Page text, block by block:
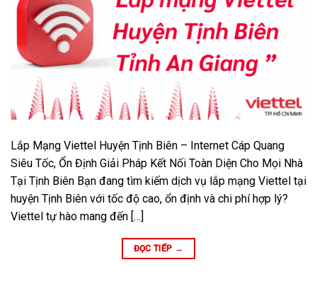
Lắp Mạng Viettel Huyện Tịnh Biên – Internet Cáp Quang
Siêu Tốc, Ổn Định Giải Pháp Kết Nối Toàn Diện Cho Mọi Nhà
Tại Tịnh Biên Bạn đang tìm kiếm dịch vụ lắp mạng Viettel tại
huyện Tịnh Biên với tốc độ cao, ổn định và chi phí hợp lý?
Viettel tự hào mang đến […]
ĐỌC TIẾP →